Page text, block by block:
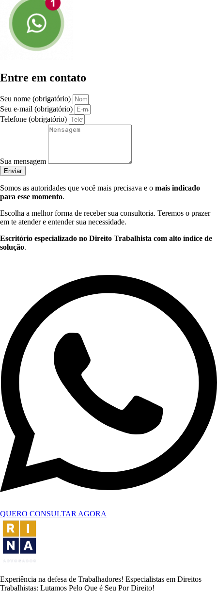
Entre em contato
Seu nome (obrigatório)
Seu e-mail (obrigatório)
Telefone (obrigatório)
Sua mensagem
Enviar
Somos as autoridades que você mais precisava e o mais indicado
para esse momento.
Escolha a melhor forma de receber sua consultoria. Teremos o prazer
em te atender e entender sua necessidade.
Escritório especializado no Direito Trabalhista com alto índice de
solução.
QUERO CONSULTAR AGORA
Experiência na defesa de Trabalhadores! Especialistas em Direitos
Trabalhistas: Lutamos Pelo Que é Seu Por Direito!